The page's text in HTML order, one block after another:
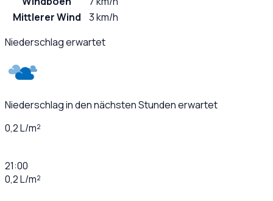
Mittlerer Wind
3 km/h
Niederschlag erwartet
Niederschlag in den nächsten Stunden erwartet
0,2 L/m²
21:00
0,2 L/m²